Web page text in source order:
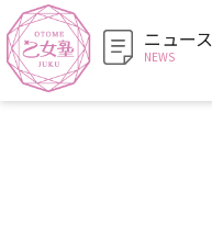
ニュース
NEWS